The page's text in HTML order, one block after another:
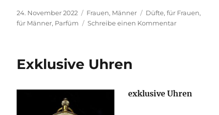
Veröffentlicht
am
24. November 2022 Kategorien
Frauen, Männer Schlagwörter
Düfte,für Frauen,
für Männer, Parfüm Schreibe einen Kommentarzu
Exklusive Uhren
exklu­si­ve Uhren